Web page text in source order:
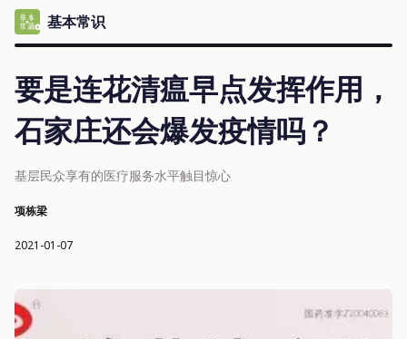
基本常识
要是连花清瘟早点发挥作用，
石家庄还会爆发疫情吗？
基层民众享有的医疗服务水平触目惊心
项栋梁
2021-01-07